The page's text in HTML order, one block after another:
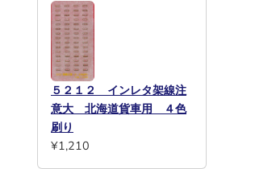
５２１２ インレタ架線注
意大 北海道貨車用 ４色
刷り
¥1,210